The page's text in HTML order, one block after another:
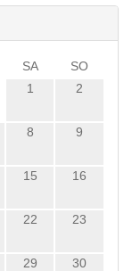
SA
SO
1
2
8 9
15 16
22 23
29 30